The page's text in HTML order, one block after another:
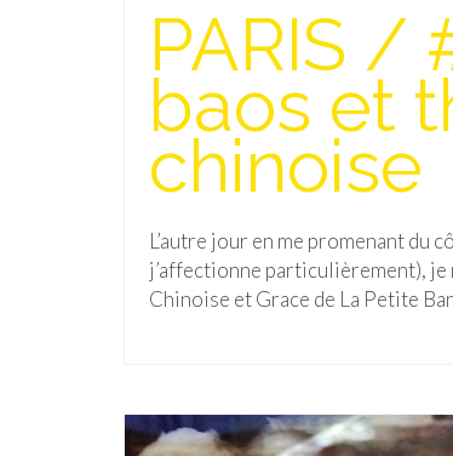
PARIS /
baos et
chinoise
L’autre jour en me promenant du
j’affectionne particulièrement), je
Chinoise et Grace de La Petite